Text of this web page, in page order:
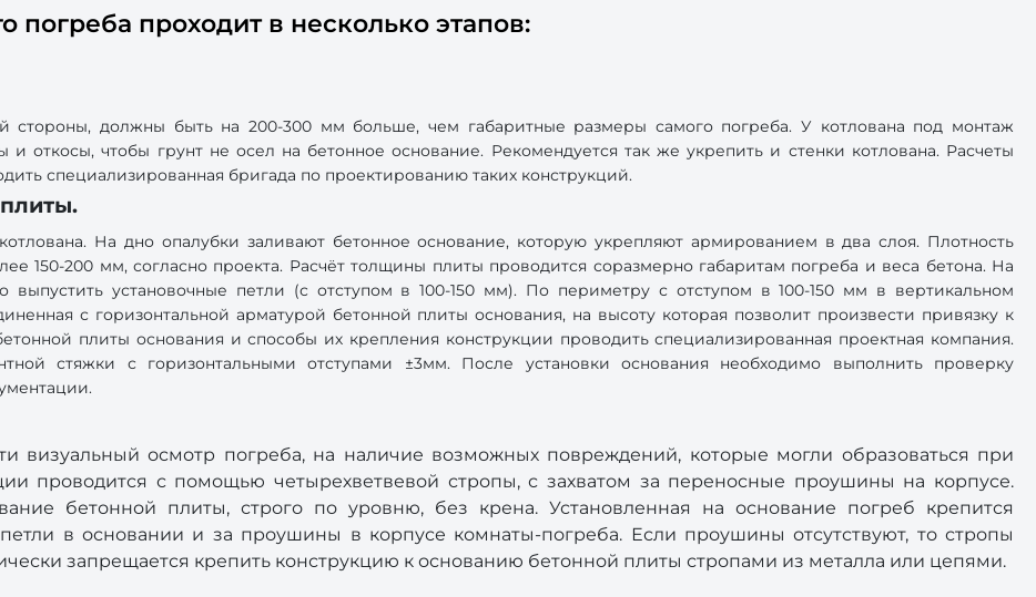
погреба проходит в несколько этапов:
стороны, должны быть на 200-300 мм больше, чем габаритные размеры самого погреба. У котлована под монтаж
откосы, чтобы грунт не осел на бетонное основание. Рекомендуется так же укрепить и стенки котлована. Расчеты
специализированная бригада по проектированию таких конструкций.
На дно опалубки заливают бетонное основание, которую укрепляют армированием в два слоя. Плотность
150-200 мм, согласно проекта. Расчёт толщины плиты проводится соразмерно габаритам погреба и веса бетона. На
установочные петли (с отступом в 100-150 мм). По периметру с отступом в 100-150 мм в вертикальном
с горизонтальной арматурой бетонной плиты основания, на высоту которая позволит произвести привязку к
плиты основания и способы их крепления конструкции проводить специализированная проектная компания.
стяжки с горизонтальными отступами ±3мм. После установки основания необходимо выполнить проверку
визуальный осмотр погреба, на наличие возможных повреждений, которые могли образоваться при
проводится с помощью четырехветвевой стропы, с захватом за переносные проушины на корпусе.
бетонной плиты, строго по уровню, без крена. Установленная на основание погреб крепится
в основании и за проушины в корпусе комнаты-погреба. Если проушины отсутствуют, то стропы
запрещается крепить конструкцию к основанию бетонной плиты стропами из металла или цепями.